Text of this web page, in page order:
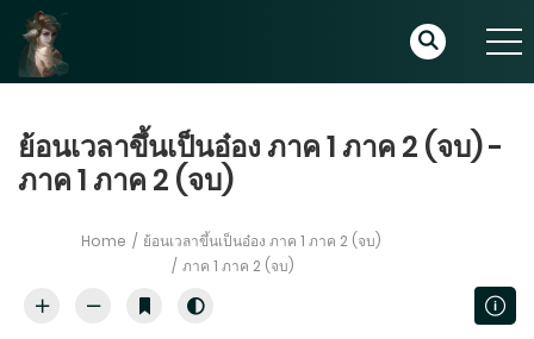
ย้อนเวลาขึ้นเป็นอ๋อง ภาค 1 ภาค 2 (จบ) -
ภาค 1 ภาค 2 (จบ)
Home
ย้อนเวลาขึ้นเป็นอ๋อง ภาค 1 ภาค 2 (จบ)
ภาค 1 ภาค 2 (จบ)